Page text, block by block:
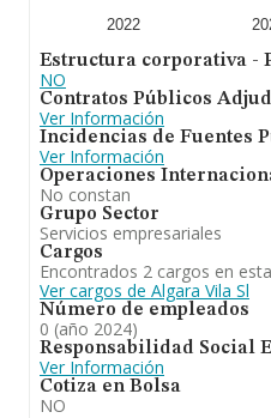
2022
Estructura corporativa -
NO
Contratos Públicos
Ver Información
Incidencias de Fuentes
Ver Información
Operaciones
No constan
Grupo Sector
Servicios empresariales
Cargos
Encontrados 2 cargos en
Ver cargos de Algara Vila Sl
Número de empleados
0 (año 2024)
Responsabilidad Social
Ver Información
Cotiza en Bolsa
NO